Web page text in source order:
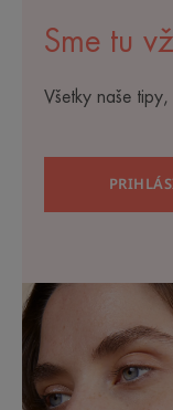
Sme tu
Všetky naše